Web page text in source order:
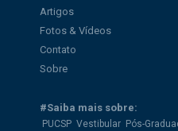
Artigos
Fotos & Vídeos
Contato
Sobre
#Saiba mais sobre:
PUCSP Vestibular Pós-